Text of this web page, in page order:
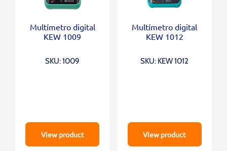
Multímetro digital
KEW 1009
SKU: 1009
View product
Multímetro digital
KEW 1012
SKU: KEW 1012
View product